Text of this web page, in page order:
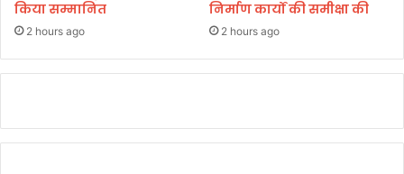
किया सम्मानित
2 hours ago
निर्माण कार्यों की समीक्षा की
2 hours ago